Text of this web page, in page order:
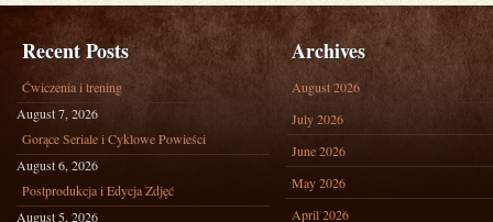
Recent Posts
Ćwiczenia i trening
August 7, 2026
Gorące Seriale i Cyklowe Powieści
August 6, 2026
Postprodukcja i Edycja Zdjęć
August 5, 2026
Archives
August 2026
July 2026
June 2026
May 2026
April 2026